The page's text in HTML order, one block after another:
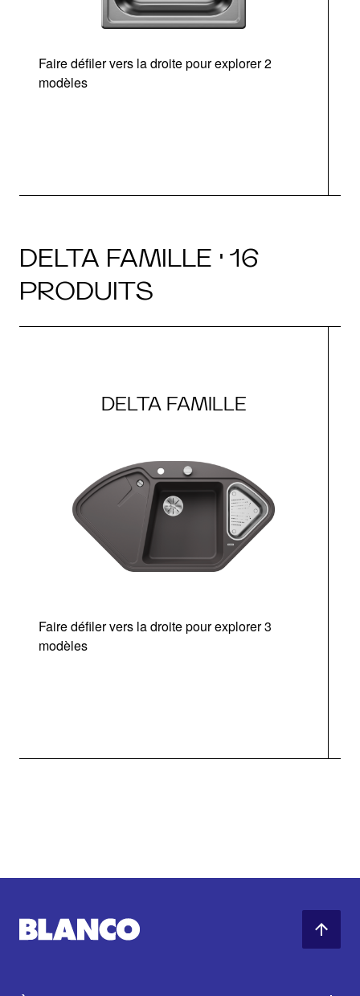
Faire défiler vers la droite pour explorer 2
modèles
DELTA FAMILLE · 16
PRODUITS
DELTA FAMILLE
Faire défiler vers la droite pour explorer 3
modèles